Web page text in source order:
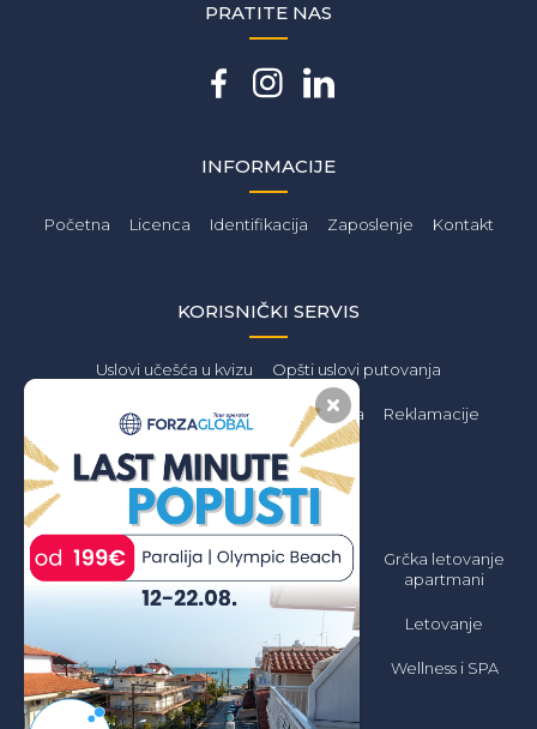
INFORMACIJE
Početna Licenca Identifikacija Zaposlenje Kontakt
KORISNIČKI SERVIS
Uslovi učešća u kvizu Opšti uslovi putovanja
Privatnost podataka Zaštita podataka Reklamacije
PONUDA
Letovanje 2026
Jeftino
2026 All inclusive
Grčka Letovanje
2026 Apartmani
Jeftino
Grčka letovanje
hoteli
Grčka letovanje
apartmani
Letovanje
Wellness i SPA
PRATITE NAS